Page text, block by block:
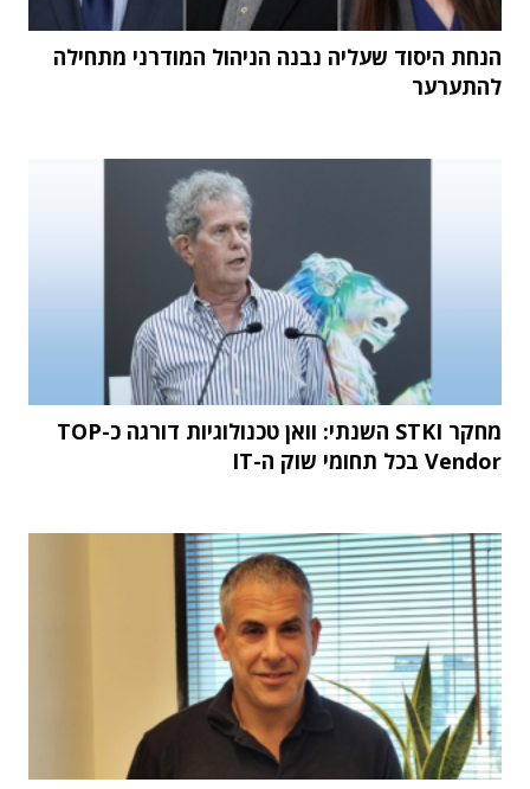
הנחת היסוד שעליה נבנה הניהול המודרני מתחילה
להתערער
מחקר STKI השנתי: וואן טכנולוגיות דורגה כ-TOP
Vendor בכל תחומי שוק ה-IT